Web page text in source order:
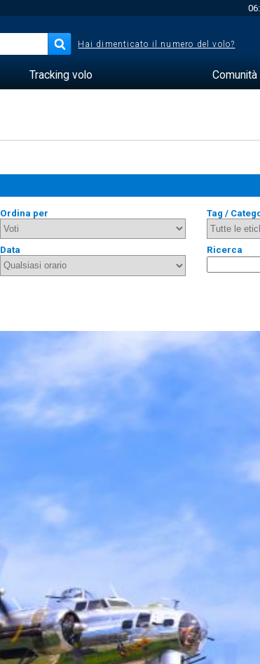
Hai dimenticato il numero del volo?
Tracking volo Comunità
Ordina per Tag /
Data Ricerca